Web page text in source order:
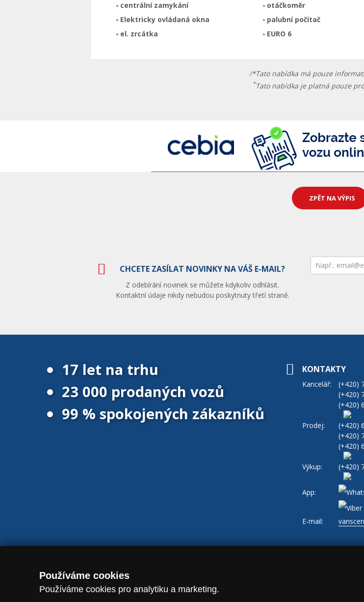
centrální zamykání
Elektricky ovládaná okna
el. zrcátka
otáčkoměr
palubní počítač
EURO 6
/*Tato nabídka má pouze
*Tato nabídka je platná pouze
ZPĚT NA VÝPIS
CHCETE ZASÍLAT NOVINKY NA VÁŠ E-MAIL?
Z odebírání novinek se můžete kdykoliv odhlásit.
Kontaktní údaje nikdy nebudou poskytnuty třetí straně.
17 let na trhu
23 000 prodaných vozů
99 % spokojených zákazníků
KONTAKTY
Kancelář: (+420)
(+420)
(+420)
Prodej: (+420)
(+420)
(+420)
Výkup: (+420)
App:
E-mail:
Používáme cookies
Používáme cookies pro analytiku a marketing.